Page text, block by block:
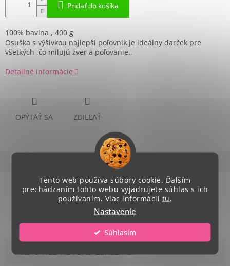
Tento web používa súbory cookie. Ďalším
prechádzaním tohto webu vyjadrujete súhlas s ich
používaním. Viac informácií tu.
Nastavenie
Súhlasím
Pridať do košíka
100% bavlna , 400 g
Osuška s výšivkou najlepší poľovník je ideálny darček pre
všetkých ,čo milujú zver a poľovanie..
Detailné informácie
OPÝTAŤ SA ZDIEĽAŤ
Diskusia
Podrobný popis
rozmer: 140x 70 cm